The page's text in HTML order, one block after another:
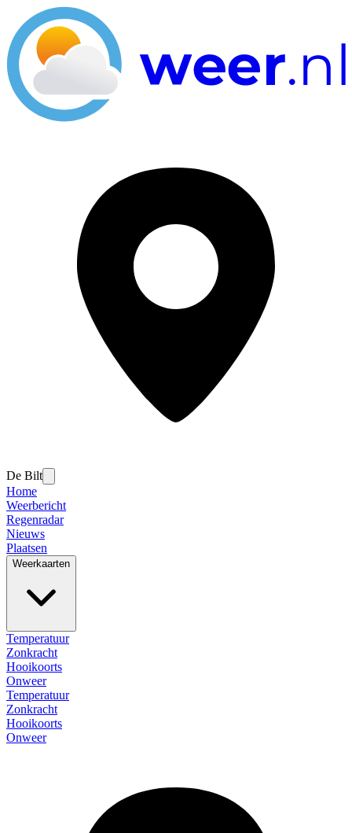
De Bilt
Home
Weerbericht
Regenradar
Nieuws
Plaatsen
Weerkaarten
Temperatuur
Zonkracht
Hooikoorts
Onweer
Temperatuur
Zonkracht
Hooikoorts
Onweer